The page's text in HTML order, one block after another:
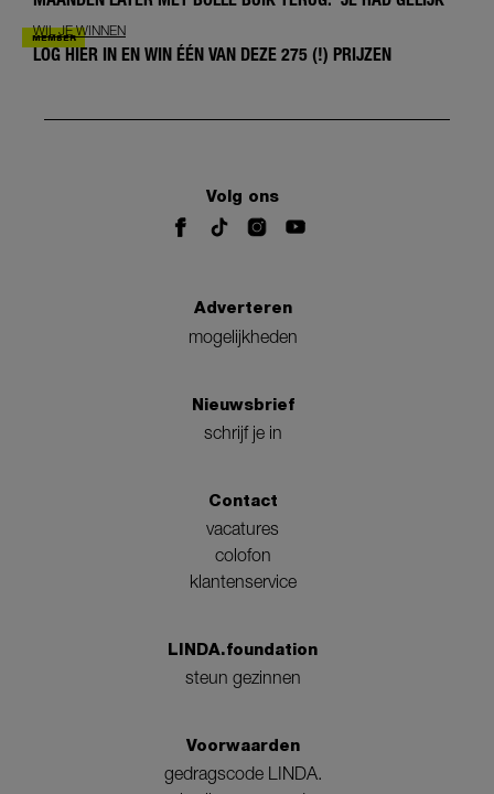
WIL JE WINNEN
LOG HIER IN EN WIN ÉÉN VAN DEZE 275 (!) PRIJZEN
Volg ons
Adverteren
mogelijkheden
Nieuwsbrief
schrijf je in
Contact
vacatures
colofon
klantenservice
LINDA.foundation
steun gezinnen
Voorwaarden
gedragscode LINDA.